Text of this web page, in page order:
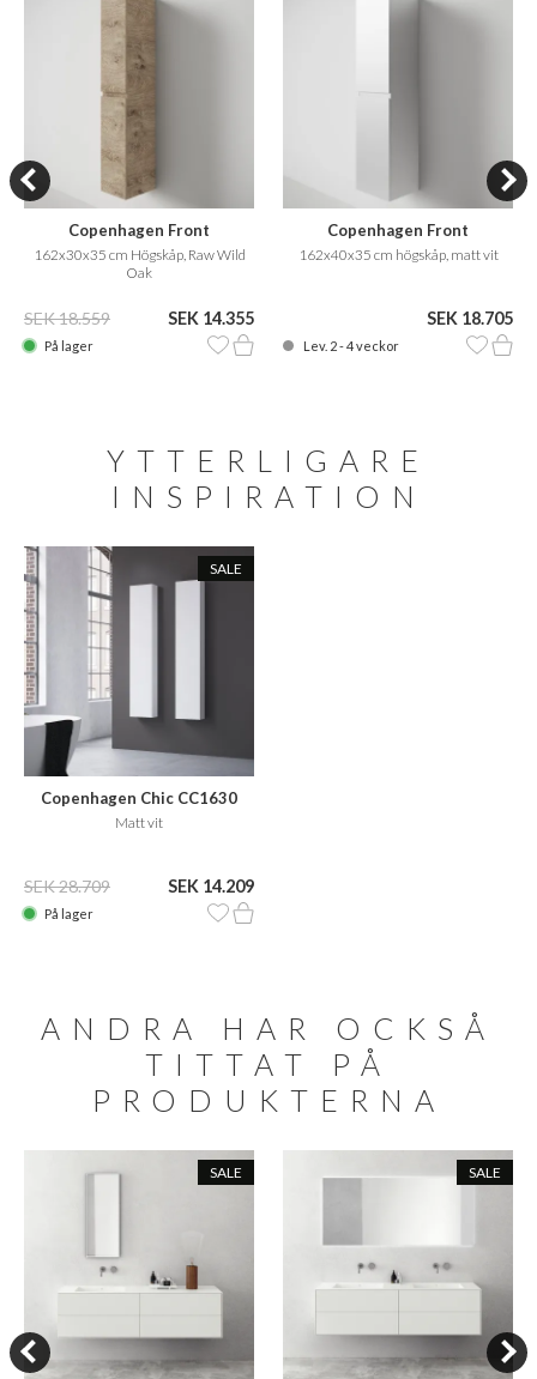
Copenhagen Front
162x30x35 cm Högskåp, Raw Wild
Oak
SEK 18.559 SEK 14.355
På lager
Copenhagen Front
162x40x35 cm högskåp, matt vit
SEK 18.705
Lev. 2 - 4 veckor
YTTERLIGARE
INSPIRATION
SALE
Copenhagen Chic CC1630
Matt vit
SEK 28.709 SEK 14.209
På lager
ANDRA HAR OCKSÅ
TITTAT PÅ
PRODUKTERNA
SALE SALE